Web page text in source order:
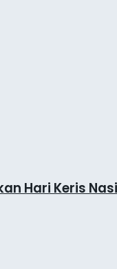
Hari Keris